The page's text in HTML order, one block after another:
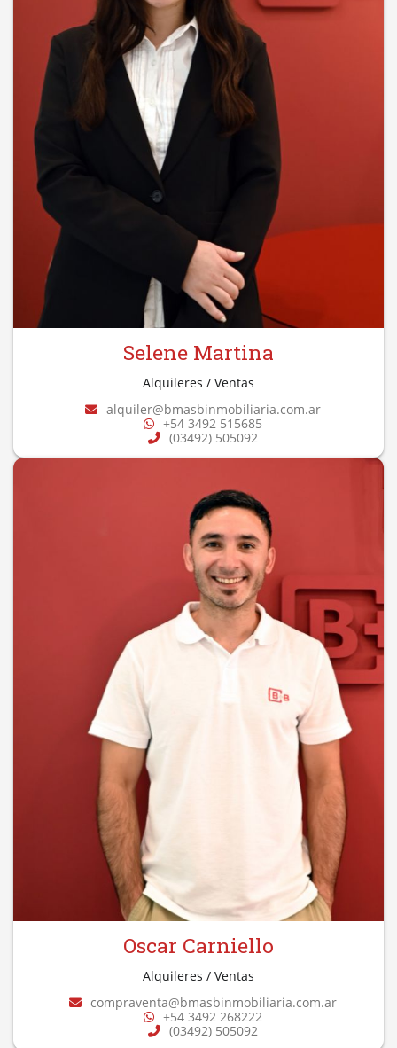
Selene Martina
Alquileres / Ventas
alquiler@bmasbinmobiliaria.com.ar
+54 3492 515685
(03492) 505092
Oscar Carniello
Alquileres / Ventas
compraventa@bmasbinmobiliaria.com.ar
+54 3492 268222
(03492) 505092